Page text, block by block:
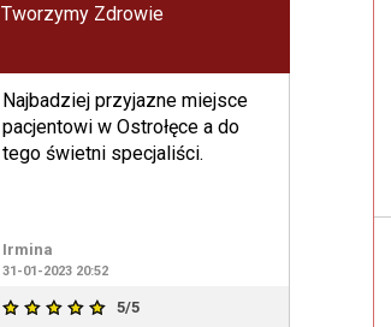
Tworzymy Zdrowie
Najbadziej przyjazne miejsce
pacjentowi w Ostrołęce a do
tego świetni specjaliści.
Irmina
31-01-2023 20:52
5/5